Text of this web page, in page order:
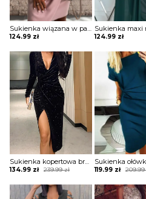
Sukienka wiązana w pasie z krótkimi koronkowymi rękawami
124.99 zł 124.99 zł
Sukienka kopertowa brokatowa z drapowaniem
239.99zł
Original
was:
239.99 zł.
134.99 zł
Current
is:
134.99 zł.
209.99
Original
was:
209.99 zł.
119.99 zł
Current
is:
119.99 zł.